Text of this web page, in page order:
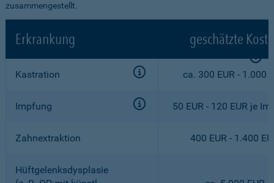
zusammengestellt.
Erkrankung geschätzte
Kastration ca. 300 EUR - 1.000
Impfung 50 EUR - 120 EUR je
Zahnextraktion 400 EUR - 1.400
Hüftgelenksdysplasie